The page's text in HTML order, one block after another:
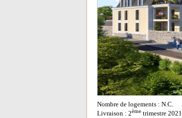
Nombre de logements : N.C.
Livraison : 2ème trimestre 2021